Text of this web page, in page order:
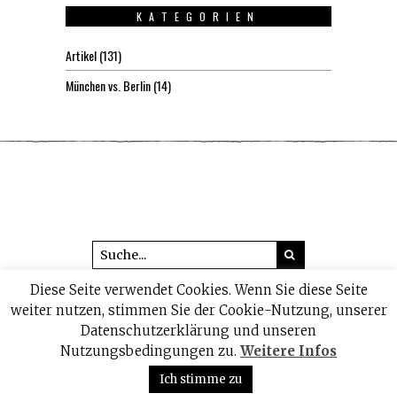
KATEGORIEN
Artikel(131)
München vs. Berlin(14)
© 2026 headline1.de
IMPRESSUM DATENSCHUTZ
Diese Seite verwendet Cookies. Wenn Sie diese Seite
weiter nutzen, stimmen Sie der Cookie-Nutzung, unserer
Datenschutzerklärung und unseren
Nutzungsbedingungen zu. Weitere Infos
Ich stimme zu